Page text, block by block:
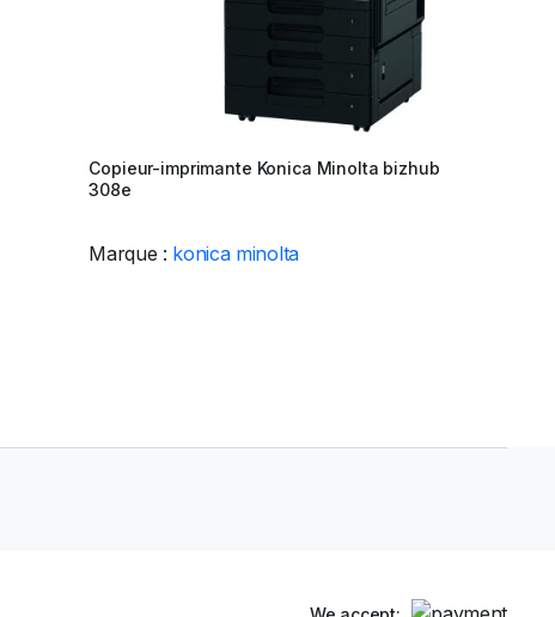
Copieur-imprimante Konica Minolta bizhub
308e
Marque : konica minolta